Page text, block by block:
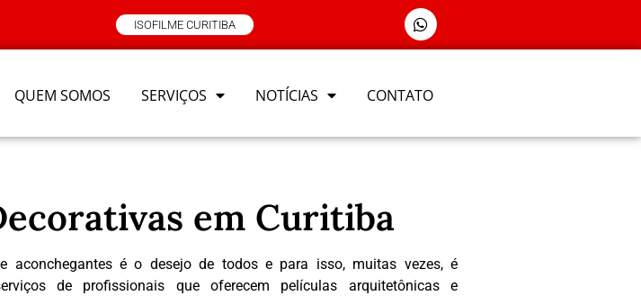
ISOFILME CURITIBA
QUEM SOMOS SERVIÇOS NOTÍCIAS CONTATO
em Curitiba
aconchegantes é o desejo de todos e para isso, muitas vezes, é
de profissionais que oferecem películas arquitetônicas e